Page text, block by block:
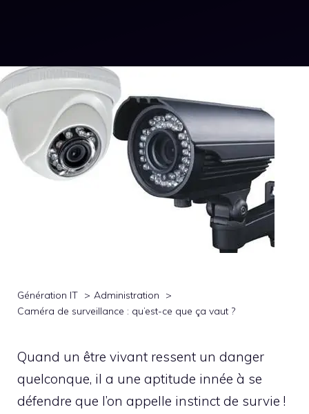
Génération IT
Administration
Caméra de surveillance : qu’est-ce que ça vaut ?
Quand un être vivant ressent un danger
quelconque, il a une aptitude innée à se
défendre que l’on appelle instinct de survie !